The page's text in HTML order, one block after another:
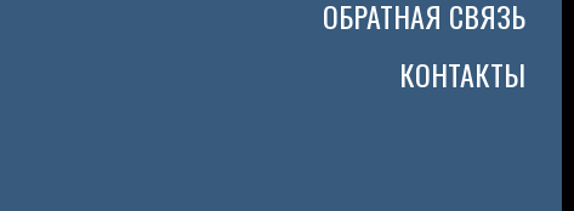
ОБРАТНАЯ СВЯЗЬ
КОНТАКТЫ